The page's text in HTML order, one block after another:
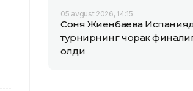
05 avgust 2026, 14:15
Соня Жиенбаева
турнирнинг чорак
олди